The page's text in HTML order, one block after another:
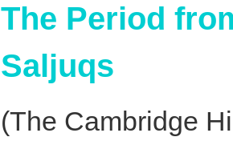
The Period
Saljuqs
(The Cambridge